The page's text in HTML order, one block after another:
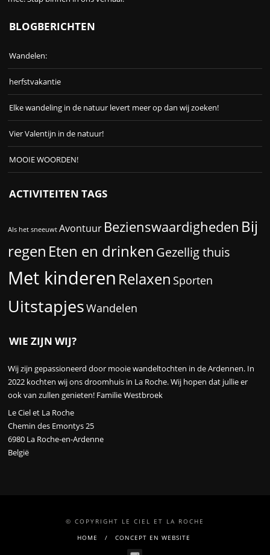
mee. Stap binnen in ons verhaal!
BLOGBERICHTEN
Wandelen:
herfstvakantie
Elke wandeling in de natuur levert meer op dan wij zoeken!
Vier Valentijn in de natuur!
MOOIE WOORDEN!
ACTIVITEITEN TAGS
Avontuur Bezienswaardigheden Bij
regen Eten en drinken Gezellig thuis
Met kinderen Relaxen Sporten
Uitstapjes Wandelen
WIE ZIJN WIJ?
Wij zijn gepassioneerd door mooie wandeltochten in de Ardennen. In
2022 kochten wij ons droomhuis in La Roche. Wij hopen dat jullie er
ook van zullen genieten! Familie Westbroek
Le Ciel et La Roche
Chemin des Emontys 25
6980 La Roche-en-Ardenne
België